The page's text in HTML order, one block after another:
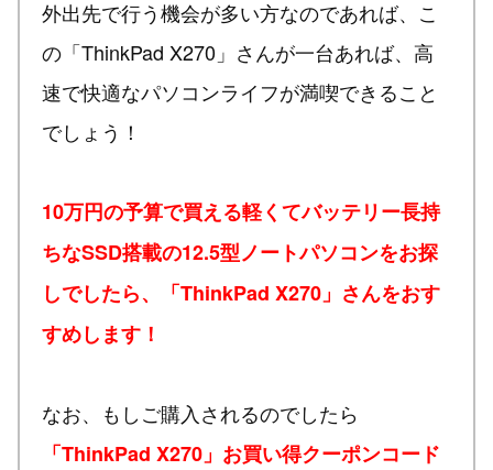
外出先で行う機会が多い方なのであれば、こ
の「ThinkPad X270」さんが一台あれば、高
速で快適なパソコンライフが満喫できること
でしょう！
10万円の予算で買える軽くてバッテリー長持
ちなSSD搭載の12.5型ノートパソコンをお探
しでしたら、「ThinkPad X270」さんをおす
すめします！
なお、もしご購入されるのでしたら
「ThinkPad X270」お買い得クーポンコード